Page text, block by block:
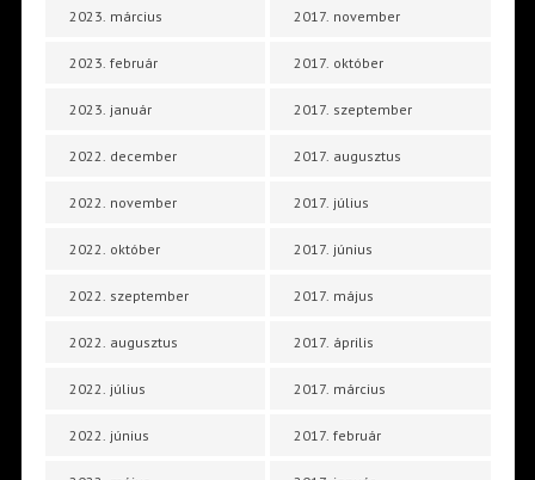
2023. március
2023. február
2023. január
2022. december
2022. november
2022. október
2022. szeptember
2022. augusztus
2022. július
2022. június
2017. november
2017. október
2017. szeptember
2017. augusztus
2017. július
2017. június
2017. május
2017. április
2017. március
2017. február